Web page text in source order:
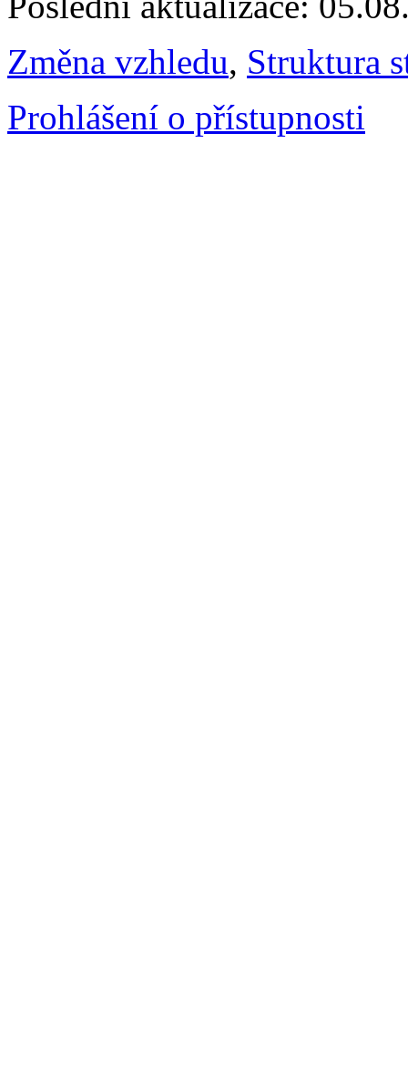
Změna vzhledu, Struktura
Prohlášení o přístupnosti